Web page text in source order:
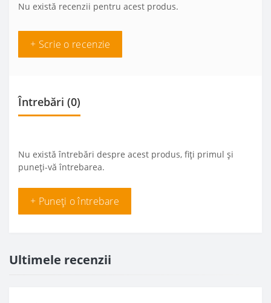
Nu există recenzii pentru acest produs.
+ Scrie o recenzie
Întrebări (0)
Nu există întrebări despre acest produs, fiți primul și
puneți-vă întrebarea.
+ Puneți o întrebare
Ultimele recenzii